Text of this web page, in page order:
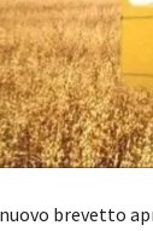
nuovo brevetto